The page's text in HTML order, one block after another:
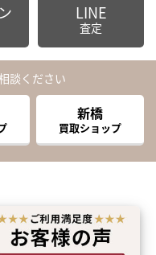
LINE
査定
談ください
新橋
買取ショップ